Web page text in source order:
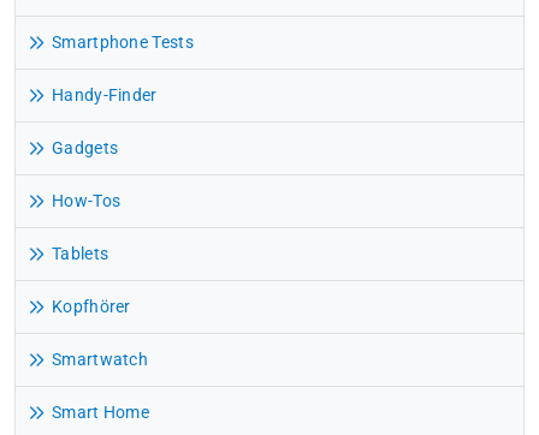
Smartphone Tests
Handy-Finder
Gadgets
How-Tos
Tablets
Kopfhörer
Smartwatch
Smart Home